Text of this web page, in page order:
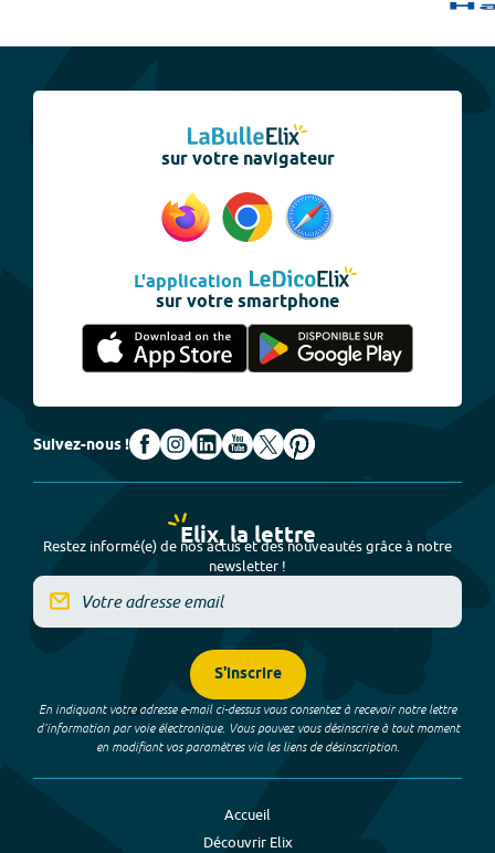
sur votre navigateur
L'application
sur votre smartphone
Suivez-nous !
Elix, la lettre
Restez informé(e) de nos actus et des nouveautés grâce à notre
newsletter !
S'inscrire
En indiquant votre adresse e-mail ci-dessus vous consentez à recevoir notre lettre
d’information par voie électronique. Vous pouvez vous désinscrire à tout moment
en modifiant vos paramètres via les liens de désinscription.
Accueil
Découvrir Elix